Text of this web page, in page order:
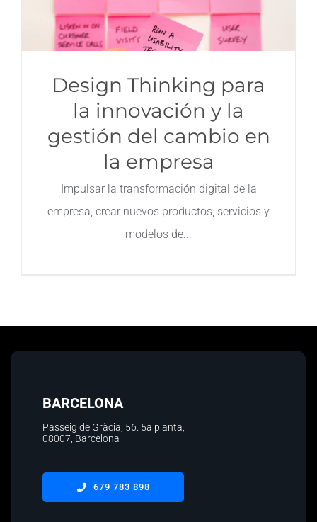
Design Thinking para
la innovación y la
gestión del cambio en
la empresa
Impulsar la transformación digital de la
empresa, crear nuevos productos, servicios y
modelos de
BARCELONA
Passeig de Gràcia, 56. 5a planta
08007, Barcelona
679 783 898